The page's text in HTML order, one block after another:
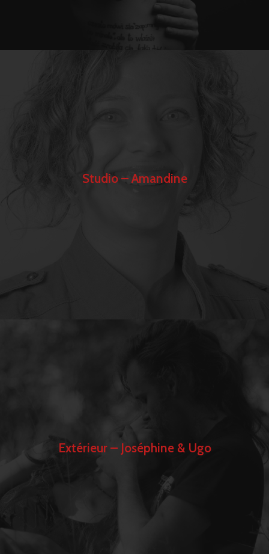
Studio – Amandine
Extérieur – Joséphine & Ugo